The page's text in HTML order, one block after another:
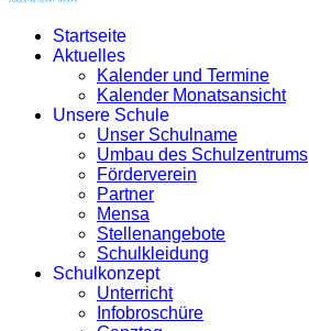
Startseite
Aktuelles
Kalender und Termine
Kalender Monatsansicht
Unsere Schule
Unser Schulname
Umbau des Schulzentrums
Förderverein
Partner
Mensa
Stellenangebote
Schulkleidung
Schulkonzept
Unterricht
Infobroschüre